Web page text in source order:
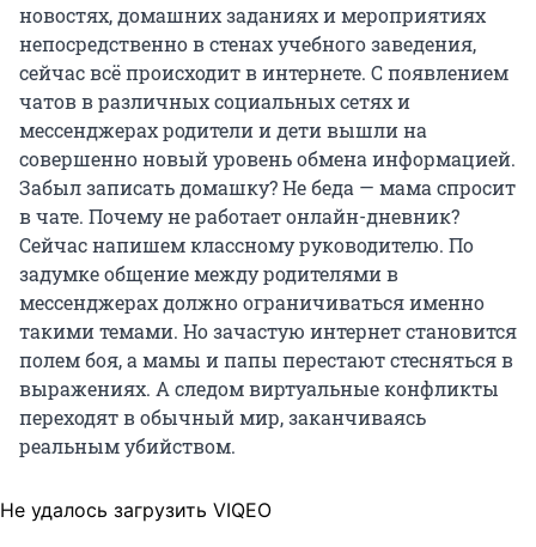
новостях, домашних заданиях и мероприятиях
непосредственно в стенах учебного заведения,
сейчас всё происходит в интернете. С появлением
чатов в различных социальных сетях и
мессенджерах родители и дети вышли на
совершенно новый уровень обмена информацией.
Забыл записать домашку? Не беда — мама спросит
в чате. Почему не работает онлайн-дневник?
Сейчас напишем классному руководителю. По
задумке общение между родителями в
мессенджерах должно ограничиваться именно
такими темами. Но зачастую интернет становится
полем боя, а мамы и папы перестают стесняться в
выражениях. А следом виртуальные конфликты
переходят в обычный мир, заканчиваясь
реальным убийством.
Не удалось загрузить VIQEO